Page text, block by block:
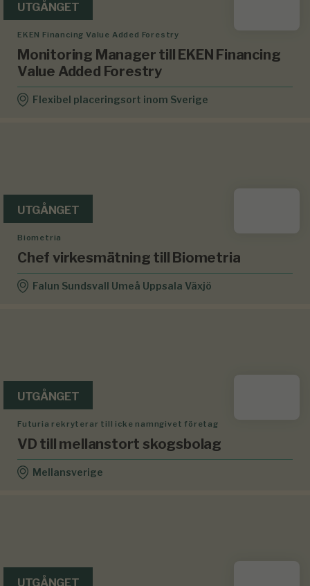
UTGÅNGET
EKEN Financing Value Added Forestry
Monitoring Manager till EKEN Financing
Value Added Forestry
Flexibel placeringsort inom Sverige
UTGÅNGET
Biometria
Chef virkesmätning till Biometria
Falun Sundsvall Umeå Uppsala Växjö
UTGÅNGET
Futuria rekryterar till icke namngivet företag
VD till mellanstort skogsbolag
Mellansverige
UTGÅNGET